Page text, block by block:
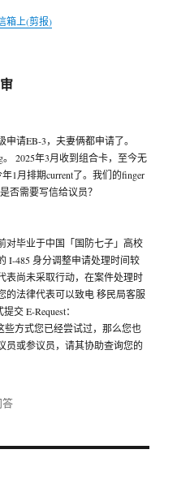
箱上(剪报)
请EB-3，夫妻俩都申请了。
2025年3月收到组合卡，至今无
1月排期current了。我们的finger
否需要写信给议员？
对毕业于中国「国防七子」高校
I-485 身分调整申请处理时间较
表尚未采取行动，在案件处理时
的法律代表可以致电 移民局客服
交 E-Request：
些方式您已经尝试过，那么您也
员或参议员，请其协助查询您的
答